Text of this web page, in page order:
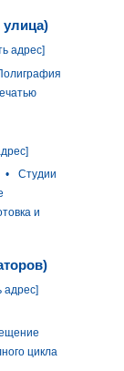
улица)
адрес]
•
Студии
и
адрес]
цикла